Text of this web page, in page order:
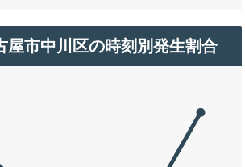
屋市中川区の時刻別発生割合